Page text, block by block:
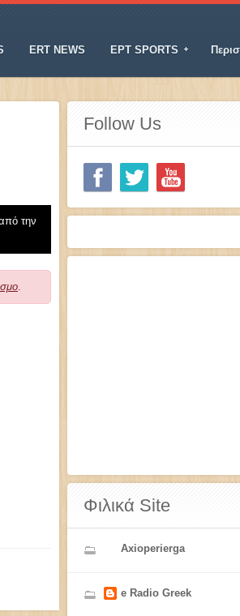
ERT NEWS ΕΡΤ SPORTS
την
.
Follow Us
Φιλικά Site
Axioperierga
e Radio Greek